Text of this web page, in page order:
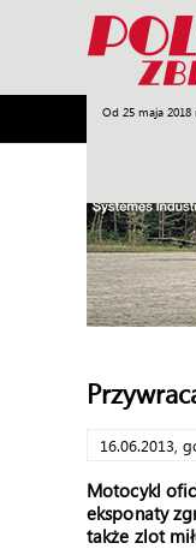
Od 25 maja
Armia
16.06.2013,
Motocykl
eksponaty
także zlot